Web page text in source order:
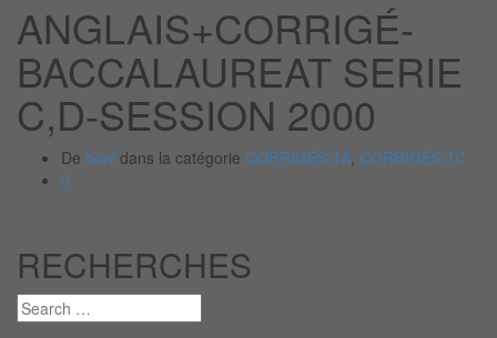
ANGLAIS+CORRIGÉ-
BACCALAUREAT SERIE
C,D-SESSION 2000
De boni dans la catégorie CORRIGÉS-TA, CORRIGÉS-TC
RECHERCHES